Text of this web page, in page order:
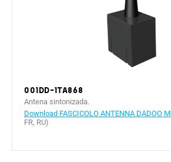
001DD-1TA868
Antena sintonizada.
Download FASCICOLO ANTENNA DADOO
FR, RU)